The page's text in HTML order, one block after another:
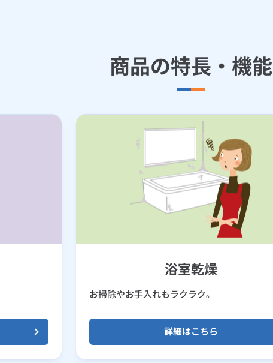
商品の特長・機能
浴室乾燥
お掃除やお手入れもラクラク。
詳細はこちら